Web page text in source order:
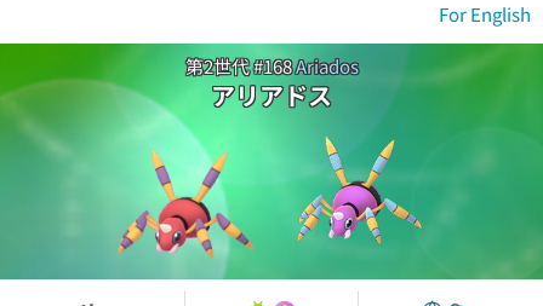
For English
第2世代 #168Ariados
アリアドス